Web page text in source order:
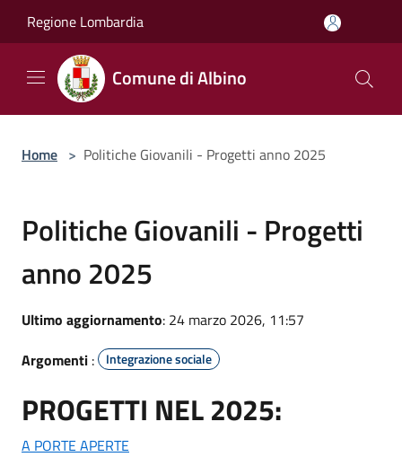
Regione Lombardia
Comune di Albino
Home > Politiche Giovanili - Progetti anno 2025
Politiche Giovanili - Progetti
anno 2025
Ultimo aggiornamento: 24 marzo 2026, 11:57
Argomenti : Integrazione sociale
PROGETTI NEL 2025:
A PORTE APERTE